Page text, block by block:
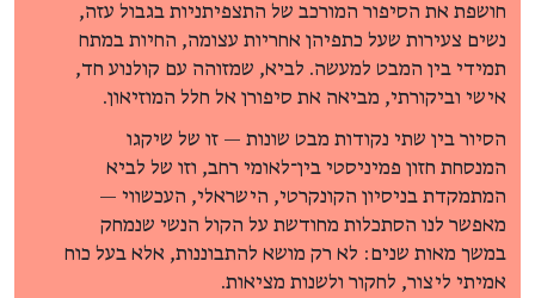
חושפת את הסיפור המורכב של התצפיתניות בגבול עזה,
נשים צעירות שעל כתפיהן אחריות עצומה, החיות במתח
תמידי בין המבט למעשה. לביא, שמזוהה עם קולנוע חד,
אישי וביקורתי, מביאה את סיפורן אל חלל המוזיאון.
הסיור בין שתי נקודות מבט שונות — זו של שיקגו
המנסחת חזון פמיניסטי בין־לאומי רחב, וזו של לביא
המתמקדת בניסיון הקונקרטי, הישראלי, העכשווי —
מאפשר לנו הסתכלות מחודשת על הקול הנשי שנמחק
במשך מאות שנים: לא רק מושא להתבוננות, אלא בעל כוח
אמיתי ליצור, לחקור ולשנות מציאות.